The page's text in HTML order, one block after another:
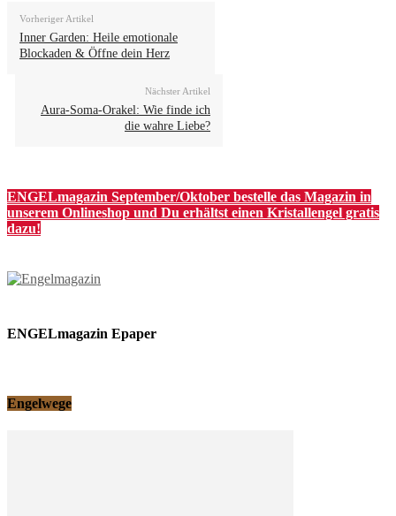
Vorheriger Artikel
Inner Garden: Heile emotionale
Blockaden & Öffne dein Herz
Nächster Artikel
Aura-Soma-Orakel: Wie finde ich
die wahre Liebe?
ENGELmagazin September/Oktober bestelle das Magazin in
unserem Onlineshop und Du erhältst einen Kristallengel gratis
dazu!
ENGELmagazin Epaper
Engelwege